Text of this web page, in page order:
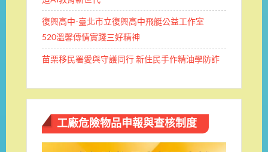
復興高中-臺北市立復興高中飛艇公益工作室
520溫馨傳情實踐三好精神
苗栗移民署愛與守護同行 新住民手作精油學防詐
工廠危險物品申報與查核制度